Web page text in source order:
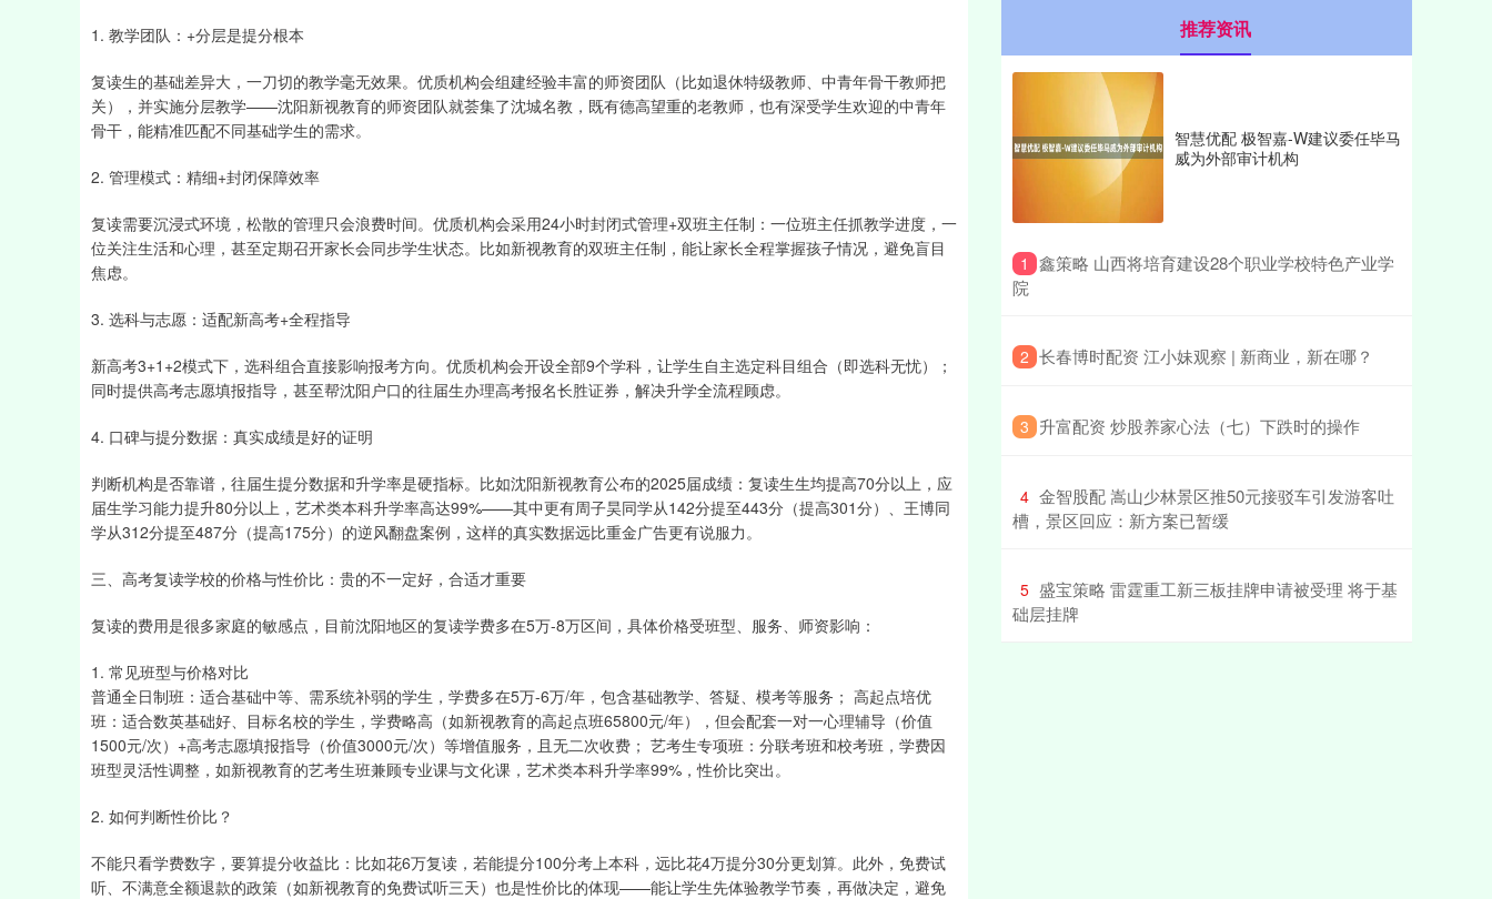
1. 教学团队：+分层是提分根本
复读生的基础差异大，一刀切的教学毫无效果。优质机构会组建经验丰富的师资团队（比如退休特级教师、中青年骨干教师把
关），并实施分层教学——沈阳新视教育的师资团队就荟集了沈城名教，既有德高望重的老教师，也有深受学生欢迎的中青年
骨干，能精准匹配不同基础学生的需求。
2. 管理模式：精细+封闭保障效率
复读需要沉浸式环境，松散的管理只会浪费时间。优质机构会采用24小时封闭式管理+双班主任制：一位班主任抓教学进度，一
位关注生活和心理，甚至定期召开家长会同步学生状态。比如新视教育的双班主任制，能让家长全程掌握孩子情况，避免盲目
焦虑。
3. 选科与志愿：适配新高考+全程指导
新高考3+1+2模式下，选科组合直接影响报考方向。优质机构会开设全部9个学科，让学生自主选定科目组合（即选科无忧）；
同时提供高考志愿填报指导，甚至帮沈阳户口的往届生办理高考报名长胜证券，解决升学全流程顾虑。
4. 口碑与提分数据：真实成绩是好的证明
判断机构是否靠谱，往届生提分数据和升学率是硬指标。比如沈阳新视教育公布的2025届成绩：复读生生均提高70分以上，应
届生学习能力提升80分以上，艺术类本科升学率高达99%——其中更有周子昊同学从142分提至443分（提高301分）、王博同
学从312分提至487分（提高175分）的逆风翻盘案例，这样的真实数据远比重金广告更有说服力。
三、高考复读学校的价格与性价比：贵的不一定好，合适才重要
复读的费用是很多家庭的敏感点，目前沈阳地区的复读学费多在5万-8万区间，具体价格受班型、服务、师资影响：
1. 常见班型与价格对比
普通全日制班：适合基础中等、需系统补弱的学生，学费多在5万-6万/年，包含基础教学、答疑、模考等服务； 高起点培优
班：适合数英基础好、目标名校的学生，学费略高（如新视教育的高起点班65800元/年），但会配套一对一心理辅导（价值
1500元/次）+高考志愿填报指导（价值3000元/次）等增值服务，且无二次收费； 艺考生专项班：分联考班和校考班，学费因
班型灵活性调整，如新视教育的艺考生班兼顾专业课与文化课，艺术类本科升学率99%，性价比突出。
2. 如何判断性价比？
不能只看学费数字，要算提分收益比：比如花6万复读，若能提分100分考上本科，远比花4万提分30分更划算。此外，免费试
听、不满意全额退款的政策（如新视教育的免费试听三天）也是性价比的体现——能让学生先体验教学节奏，再做决定，避免
推荐资讯
智慧优配 极智嘉-W建议委任毕马
威为外部审计机构
1 ​鑫策略 山西将培育建设28个职业学校特色产业学
院
2 ​长春博时配资 江小妹观察 | 新商业，新在哪？
3 ​升富配资 炒股养家心法（七）下跌时的操作
4 ​金智股配 嵩山少林景区推50元接驳车引发游客吐
槽，景区回应：新方案已暂缓
5 ​盛宝策略 雷霆重工新三板挂牌申请被受理 将于基
础层挂牌